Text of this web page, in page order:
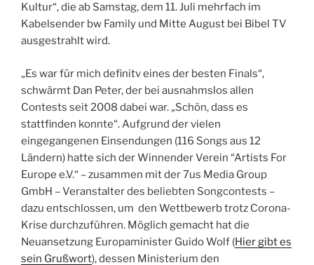
Kultur“, die ab Samstag, dem 11. Juli mehrfach im
Kabelsender bw Family und Mitte August bei Bibel TV
ausgestrahlt wird.
„Es war für mich definitv eines der besten Finals“,
schwärmt Dan Peter, der bei ausnahmslos allen
Contests seit 2008 dabei war. „Schön, dass es
stattfinden konnte“. Aufgrund der vielen
eingegangenen Einsendungen (116 Songs aus 12
Ländern) hatte sich der Winnender Verein “Artists For
Europe e.V.“ – zusammen mit der 7us Media Group
GmbH – Veranstalter des beliebten Songcontests –
dazu entschlossen, um den Wettbewerb trotz Corona-
Krise durchzuführen. Möglich gemacht hat die
Neuansetzung Europaminister Guido Wolf (Hier gibt es
sein Grußwort), dessen Ministerium den